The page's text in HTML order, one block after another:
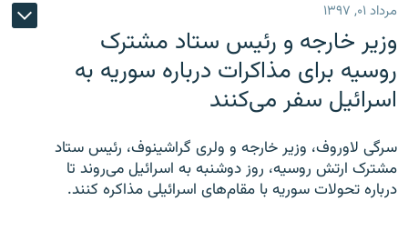
مرداد ۰۱, ۱۳۹۷
وزیر خارجه و رئیس‌ ستاد مشترک
روسیه برای مذاکرات درباره سوریه به
اسرائیل سفر می‌کنند
سرگی لاوروف، وزیر خارجه و ولری گراشینوف، رئیس ستاد
مشترک ارتش روسیه، روز دوشنبه به اسرائیل می‌روند تا
درباره تحولات سوریه با مقام‌های اسرائیلی مذاکره کنند.